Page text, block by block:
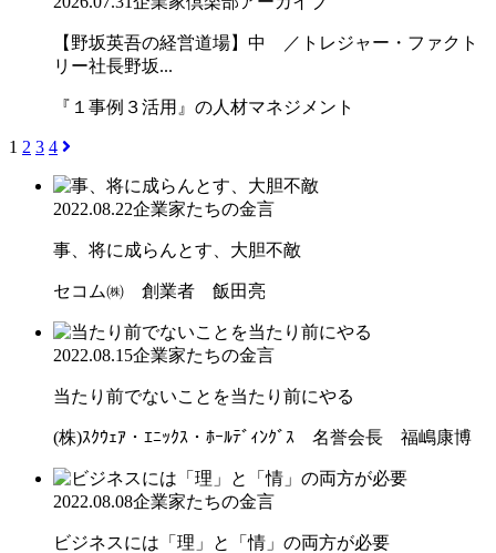
【野坂英吾の経営道場】中 ／トレジャー・ファクト
リー社長野坂...
『１事例３活用』の人材マネジメント
1 2 3 4
2022.08.22企業家たちの金言
事、将に成らんとす、大胆不敵
セコム㈱ 創業者 飯田亮
2022.08.15企業家たちの金言
当たり前でないことを当たり前にやる
(株)ｽｸｳｪｱ・ｴﾆｯｸｽ・ﾎｰﾙﾃﾞｨﾝｸﾞｽ 名誉会長 福嶋康博
2022.08.08企業家たちの金言
ビジネスには「理」と「情」の両方が必要